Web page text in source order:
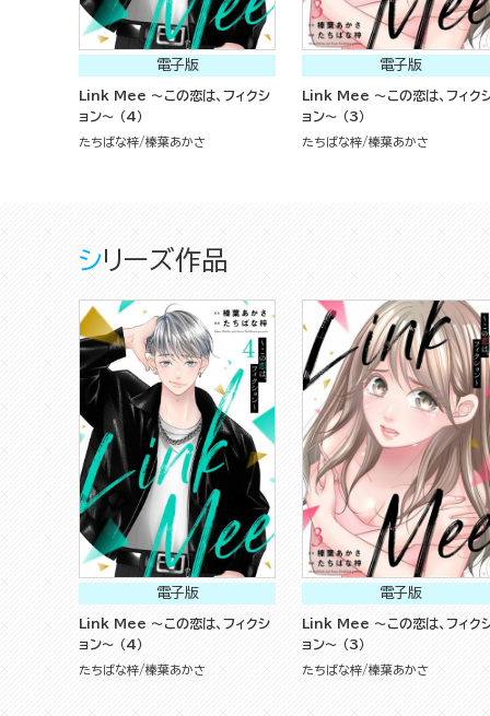
電子版
Link Mee ～この恋は、フィクシ
ョン～ （4）
たちばな梓 榛葉あかさ
電子版
Link Mee ～この恋は、フィク
ョン～ （3）
たちばな梓 榛葉あかさ
シリーズ作品
電子版
Link Mee ～この恋は、フィクシ
ョン～ （4）
たちばな梓 榛葉あかさ
電子版
Link Mee ～この恋は、フィク
ョン～ （3）
たちばな梓 榛葉あかさ